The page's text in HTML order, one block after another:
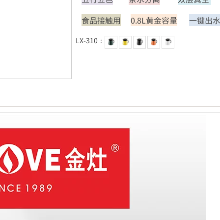
食品接触用
0.8L黄金容量 一键出水
LX-310：